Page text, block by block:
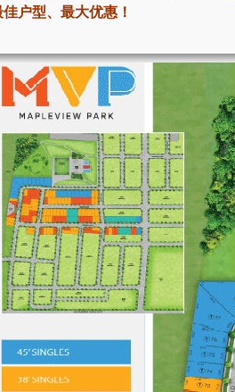
佳户型、最大优惠！